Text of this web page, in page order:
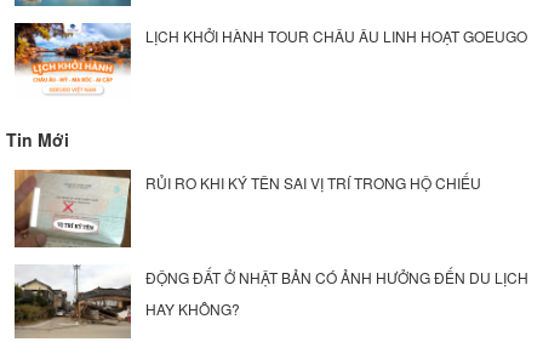
LỊCH KHỞI HÀNH TOUR CHÂU ÂU LINH HOẠT GOEUGO
Tin Mới
RỦI RO KHI KÝ TÊN SAI VỊ TRÍ TRONG HỘ CHIẾU
ĐỘNG ĐẤT Ở NHẬT BẢN CÓ ẢNH HƯỞNG ĐẾN DU LỊCH
HAY KHÔNG?